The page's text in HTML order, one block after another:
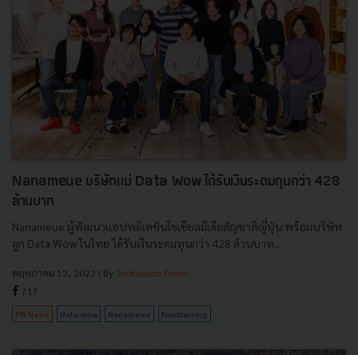
Nanameue บริษัทแม่ Data Wow ได้รับเงินระดมทุนกว่า 428
ล้านบาท
Nanameue ผู้พัฒนาแอปพลิเคชันโซเชียลมีเดียสัญชาติญี่ปุ่น พร้อมบริษัท
ลูก Data Wow ในไทย ได้รับเงินระดมทุนกว่า 428 ล้านบาท...
พฤษภาคม 12, 2022 | By Techsauce Team
717
PR News data-wow Nanameue fundraising